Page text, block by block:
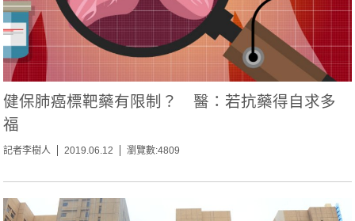
健保肺癌標靶藥有限制？ 醫：若抗藥得自求多
福
記者李樹人 2019.06.12 瀏覽數:4809